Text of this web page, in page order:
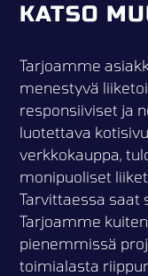
KATSO
Tarjoamme
menestyvä
responsiiviset ja
luotettava
verkkokauppa,
monipuoliset
Tarvittaessa saat
Tarjoamme
pienemmissä
toimialasta